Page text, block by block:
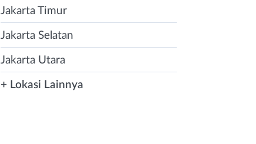
Jakarta Timur
Jakarta Selatan
Jakarta Utara
+ Lokasi Lainnya